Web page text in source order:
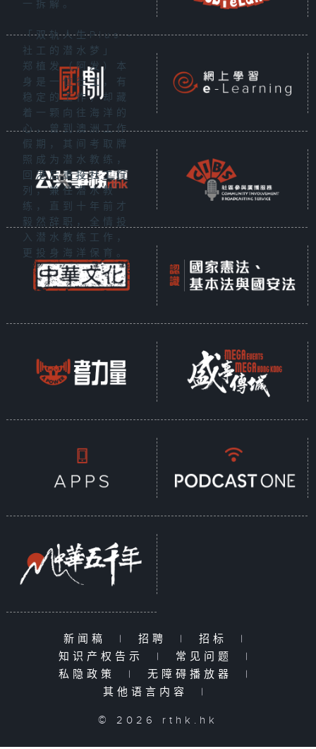
一拆解。
「双轨人生Plus -
社工的潜水梦」
郑植发（阿发）本
身是一位社工，有
稳定的工作，却藏
着一颗向往海洋的
心，曾到澳洲工作
假期，其间考取牌
照成为潜水教练，
回港后重投社工行
列，兼任潜水教
练，直到十年前才
毅然辞职，全情投
入潜水教练工作，
更投身海洋保育。
新闻稿 | 招聘 | 招标
|
知识产权告示
| 常见问题
|
私隐政策
| 无障碍播放器
|
其他语言内容
|
© 2026 rthk.hk